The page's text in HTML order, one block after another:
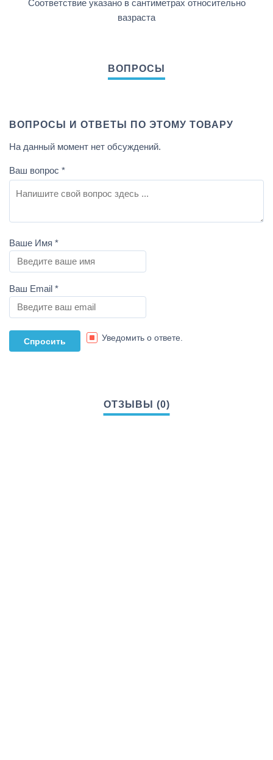
Соответствие указано в сантиметрах относительно
вазраста
ВОПРОСЫ И ОТВЕТЫ ПО ЭТОМУ ТОВАРУ
На данный момент нет обсуждений.
Ваш вопрос *
Ваше Имя *
Ваш Email *
Уведомить о ответе.